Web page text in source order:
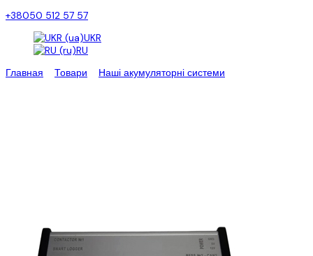
+38050 512 57 57
UKR
RU
Главная
Товари Наші акумуляторні системи